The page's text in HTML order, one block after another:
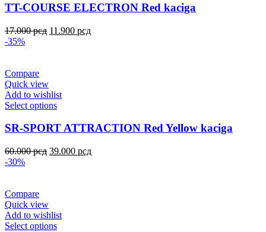
TT-COURSE ELECTRON Red kaciga
17.000рсд 11.900 рсд
-35%
Compare
Quick view
Add to wishlist
Select options
SR-SPORT ATTRACTION Red Yellow kaciga
60.000рсд 39.000 рсд
-30%
Compare
Quick view
Add to wishlist
Select options